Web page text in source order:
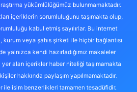
yükümlülüğümüz bulunmamaktadır.
içeriklerin sorumluluğunu taşımakta olup,
kabul etmiş sayılırlar. Bu internet
veya şahıs şirketi ile hiçbir bağlantısı
yalnızca kendi hazırladığımız makaleler
yer alan içerikler haber niteliği taşımamakta
hakkında paylaşım yapılmamaktadır.
ile isim benzerlikleri tamamen tesadüfidir.